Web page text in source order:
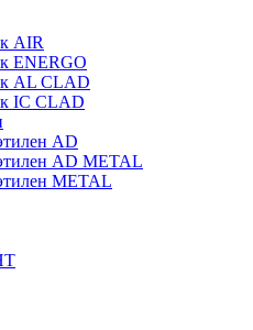
AIR
ENERGO
AL CLAD
IC CLAD
AD
AD METAL
METAL